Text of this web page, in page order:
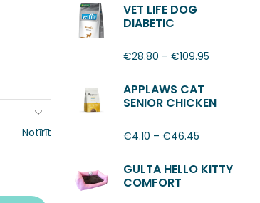
Notīrīt
VET LIFE DOG
DIABETIC
€28.80 – €109.95
APPLAWS CAT
SENIOR CHICKEN
€4.10 – €46.45
GULTA HELLO KITTY
COMFORT